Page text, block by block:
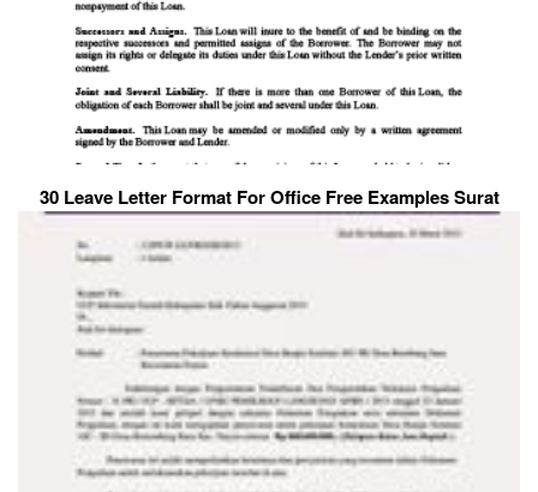
30 Leave Letter Format For Office Free Examples Surat